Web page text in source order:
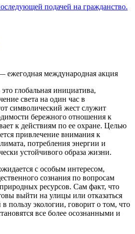
подачей на гражданство.
международная акция
глобальная инициатива,
света на один час в
символический жест служит
бережного отношения к
к действиям по ее охране. Целью
привлечение внимания к
потребления энергии и
устойчивого образа жизни.
с особым интересом,
сознания по вопросам
ресурсов. Сам факт, что
выйти на улицы или отказаться
пользу экологии, говорит о том, что
все более осознанными и